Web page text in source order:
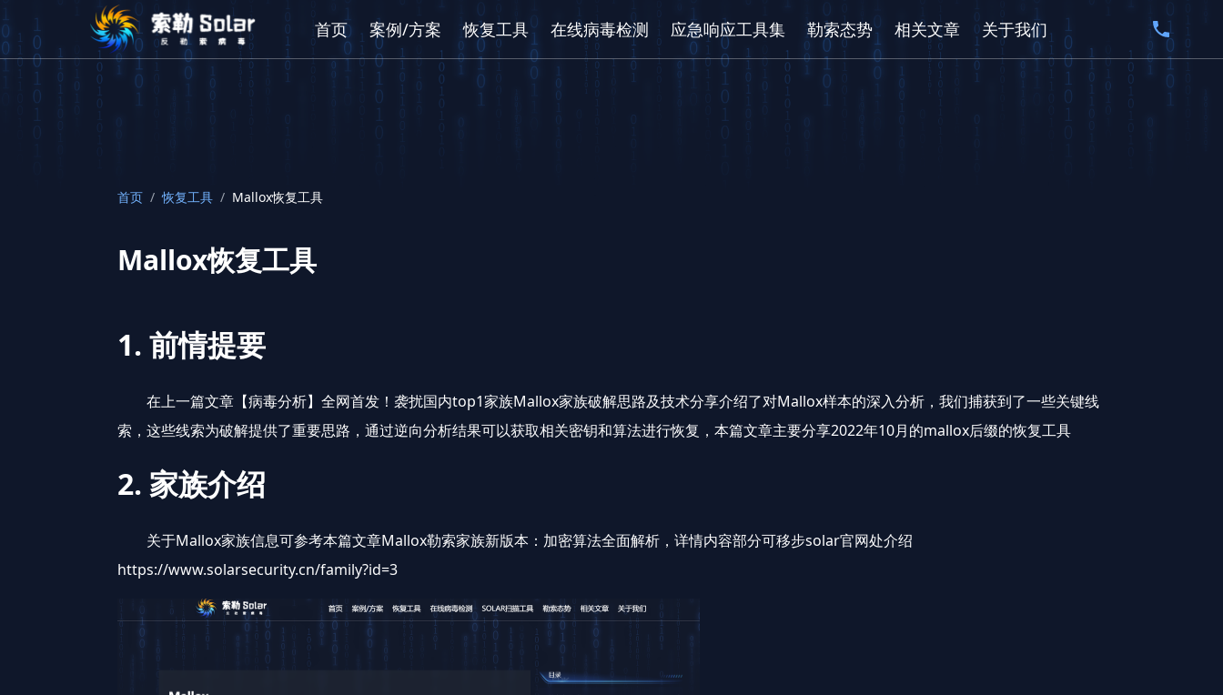
首页 案例/方案 恢复工具 在线病毒检测 应急响应工具集 勒索态势 相关文章 关于我们
首页 / 恢复工具 / Mallox恢复工具
Mallox恢复工具
1. 前情提要
在上一篇文章 【病毒分析】全网首发！袭扰国内top1家族Mallox家族破解思路及技术分享介绍了对Mallox样本的深入分析，我们捕获到了一些关键线
索，这些线索为破解提供了重要思路，通过逆向分析结果可以获取相关密钥和算法进行恢复，本篇文章主要分享2022年10月的mallox后缀的恢复工具
2. 家族介绍
关于Mallox家族信息可参考本篇文章Mallox勒索家族新版本：加密算法全面解析 ，详情内容部分可移步solar官网处介绍
https://www.solarsecurity.cn/family?id=3